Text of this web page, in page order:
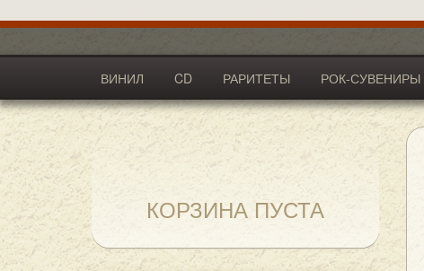
ВИНИЛ CD РАРИТЕТЫ РОК-СУВЕНИРЫ
АКСЕССУАРЫ
КОРЗИНА ПУСТА